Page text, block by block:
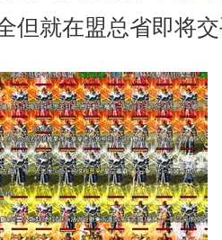
但就在盟总省即将